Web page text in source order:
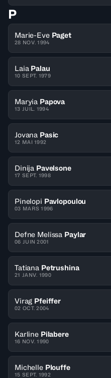
P
Marie-Eve Paget
28 NOV. 1994
Laia Palau
10 SEPT. 1979
Maryia Papova
13 JUIL. 1994
Jovana Pasic
12 MAI 1992
Dinija Pavelsone
17 SEPT. 1998
Pinelopi Pavlopoulou
03 MARS 1996
Defne Melissa Paylar
06 JUIN 2001
Tatiana Petrushina
21 JANV. 1990
Virag Pfeiffer
02 OCT. 2004
Karline Pilabere
16 NOV. 1990
Michelle Plouffe
15 SEPT. 1992